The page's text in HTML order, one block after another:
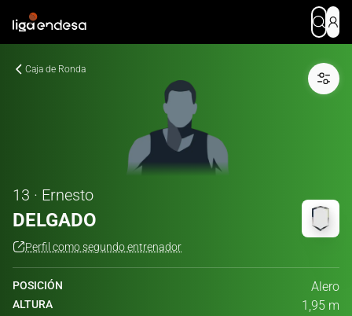
Caja de Ronda
13 · Ernesto
DELGADO
Perfil como segundo entrenador
POSICIÓN Alero
ALTURA 1,95 m